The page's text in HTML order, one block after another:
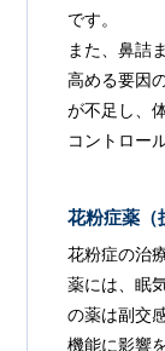
です。
また、鼻詰
高める要因
が不足し、
コントロー
花粉症薬（
花粉症の治
薬には、眠
の薬は副交
機能に影響